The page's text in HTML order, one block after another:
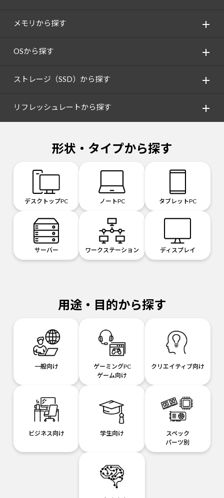
メモリから探す
OSから探す
ストレージ（SSD）から探す
リフレッシュレートから探す
形状・タイプから探す
デスクトップPC ノートPC タブレットPC
サーバー ワークステーション ディスプレイ
用途・目的から探す
一般向け
ゲーミングPC
ゲーム向け
クリエイティブ向け
ビジネス向け 学生向け
スペック
パーツ別